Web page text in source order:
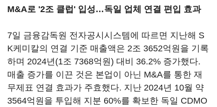
M&A로 '2조 클럽' 입성…독일 업체 연결 편입 효과
7일 금융감독원 전자공시시스템에 따르면 지난해 S
K케미칼의 연결 기준 매출액은 2조 3652억원을 기록
하며 2024년(1조 7368억원) 대비 36.2% 증가했다.
매출 증가를 이끈 것은 본업이 아닌 M&A를 통한 재
무제표 연결 효과가 주효했다. 지난 2024년 10월 약
3564억원을 투입해 지분 60%를 확보한 독일 CDMO